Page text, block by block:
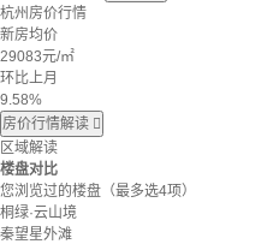
杭州房价行情
新房均价
29083元/㎡
环比上月
9.58%
房价行情解读 
区域解读
楼盘对比
您浏览过的楼盘 （最多选4项）
桐绿·云山境
秦望星外滩